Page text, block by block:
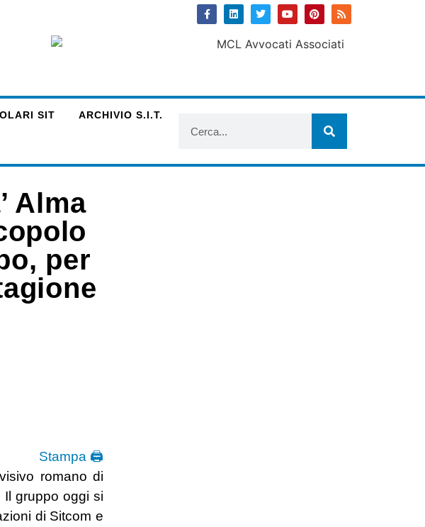
SIT ARCHIVIO S.I.T.
Alma
per
Stampa 🖨
romano di
gruppo oggi si
di Sitcom e